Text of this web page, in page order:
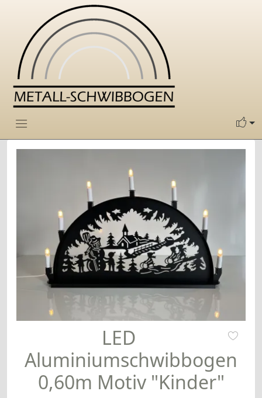
LED
Aluminiumschwibbogen
0,60m Motiv "Kinder"